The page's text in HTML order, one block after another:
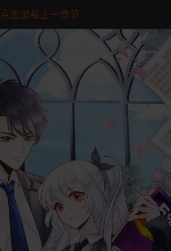
点击加载上一章节